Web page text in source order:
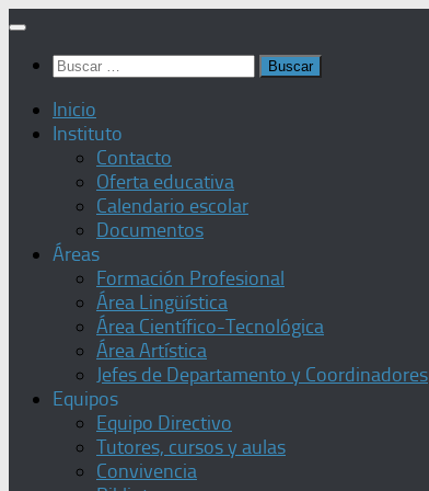
Saltar
contenido
Buscar:
Inicio
Instituto
Contacto
Oferta educativa
Calendario escolar
Documentos
Áreas
Formación Profesional
Área Lingüística
Área Científico-Tecnológica
Área Artística
Jefes de Departamento y Coordinadores
Equipos
Equipo Directivo
Tutores, cursos y aulas
Convivencia